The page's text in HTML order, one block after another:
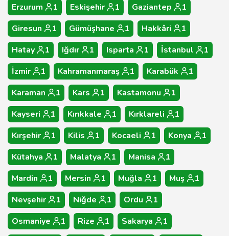
Erzurum
1 Eskişehir 1 Gaziantep
1
Giresun
1 Gümüşhane 1 Hakkâri
1
Hatay
1 Iğdır 1 Isparta 1 İstanbul
1
İzmir
1 Kahramanmaraş 1 Karabük
1
Karaman
1 Kars 1 Kastamonu
1
Kayseri
1 Kırıkkale 1 Kırklareli
1
Kırşehir
1 Kilis 1 Kocaeli 1 Konya
1
Kütahya
1 Malatya 1 Manisa
1
Mardin
1 Mersin 1 Muğla 1 Muş
1
Nevşehir
1 Niğde 1 Ordu
1
Osmaniye
1 Rize 1 Sakarya
1